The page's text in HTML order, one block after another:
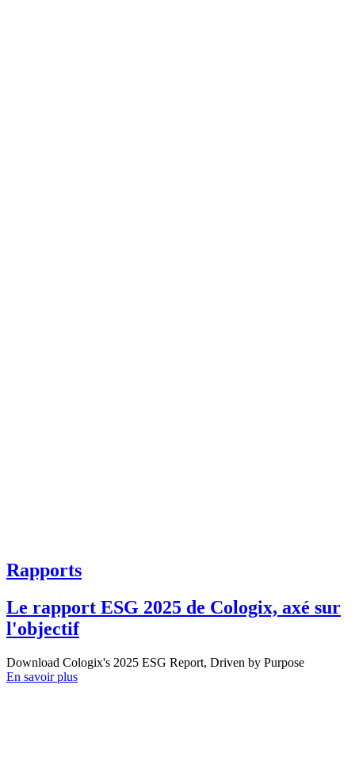
Rapports
Le rapport ESG 2025 de Cologix, axé sur
l'objectif
Download Cologix's 2025 ESG Report, Driven by Purpose
En savoir plus